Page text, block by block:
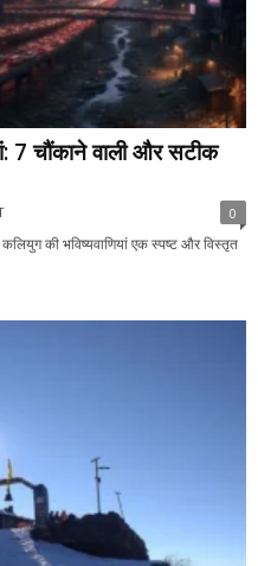
7 चौंकाने वाली और सटीक
0
की भविष्यवाणियां एक स्पष्ट और विस्तृत